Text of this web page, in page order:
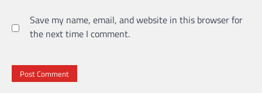
Save my name, email, and website in this browser for
the next time I comment.